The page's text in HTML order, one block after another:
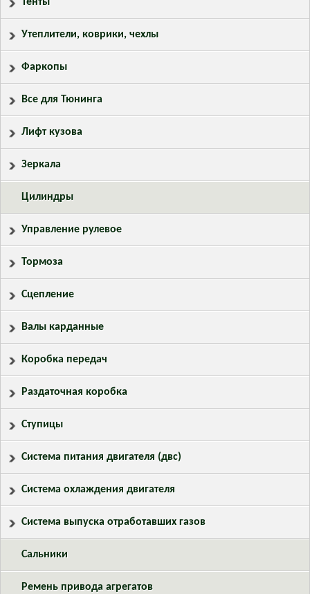
Тенты
Утеплители, коврики, чехлы
Фаркопы
Все для Тюнинга
Лифт кузова
Зеркала
Цилиндры
Управление рулевое
Тормоза
Сцепление
Валы карданные
Коробка передач
Раздаточная коробка
Ступицы
Система питания двигателя (двс)
Система охлаждения двигателя
Система выпуска отработавших газов
Сальники
Ремень привода агрегатов